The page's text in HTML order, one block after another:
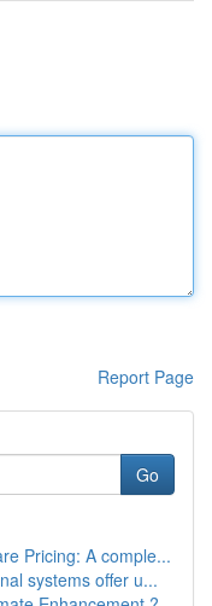
Report Page
Go
Pricing: A comple...
systems offer u...